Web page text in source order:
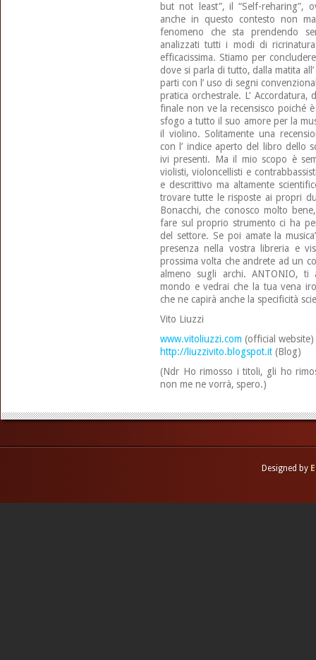
but not least”, il “Self-reharing”,
anche in questo contesto non
fenomeno che sta prendendo
analizzati tutti i modi di
efficacissima. Stiamo per
dove si parla di tutto, dalla matita
parti con l’ uso di segni
pratica orchestrale. L’
finale non ve la recensisco poiché
sfogo a tutto il suo amore per la
il violino. Solitamente una
con l’ indice aperto del libro dello
ivi presenti. Ma il mio scopo è
violisti, violoncellisti e
e descrittivo ma altamente
trovare tutte le risposte ai propri
Bonacchi, che conosco molto
fare sul proprio strumento ci ha
del settore. Se poi amate la
presenza nella vostra libreria e
prossima volta che andrete ad un
almeno sugli archi. ANTONIO,
mondo e vedrai che la tua vena
che ne capirà anche la specificità
Vito Liuzzi
www.vitoliuzzi.com (official website)
http://liuzzivito.blogspot.it(Blog)
(Ndr Ho rimosso i titoli, gli ho
non me ne vorrà, spero.)
Designed by